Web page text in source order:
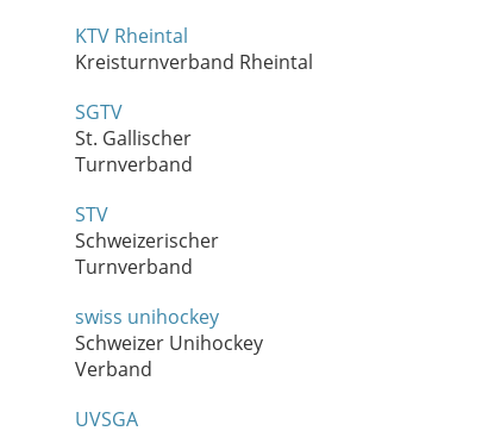
KTV Rheintal
Kreisturnverband Rheintal
SGTV
St. Gallischer
Turnverband
STV
Schweizerischer
Turnverband
swiss unihockey
Schweizer Unihockey
Verband
UVSGA